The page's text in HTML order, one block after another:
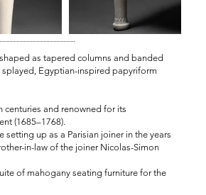
as tapered columns and banded
Egyptian-inspired papyriform
and renowned for its
(1685–1768).
up as a Parisian joiner in the years
in-law of the joiner Nicolas-Simon
of mahogany seating furniture for the